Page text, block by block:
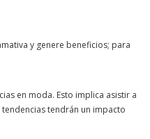
y genere beneficios; para
en moda. Esto implica asistir a
tendrán un impacto